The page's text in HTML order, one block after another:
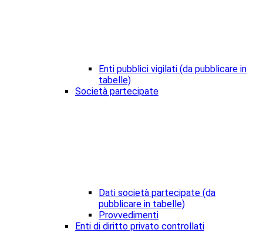
Enti pubblici vigilati (da pubblicare in
tabelle)
Società partecipate
Dati società partecipate (da
pubblicare in tabelle)
Provvedimenti
Enti di diritto privato controllati